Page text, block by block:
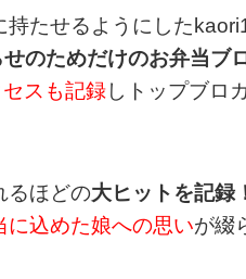
たせるようにした
のためだけのお弁当ブ
スも記録 しトップブロ
るほどの大ヒットを記録
に込めた娘への思いが綴